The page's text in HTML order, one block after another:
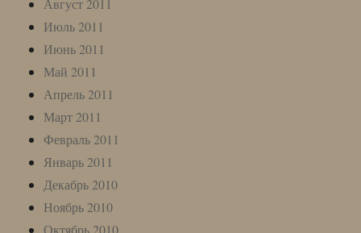
Август 2011
Июль 2011
Июнь 2011
Май 2011
Апрель 2011
Март 2011
Февраль 2011
Январь 2011
Декабрь 2010
Ноябрь 2010
Октябрь 2010